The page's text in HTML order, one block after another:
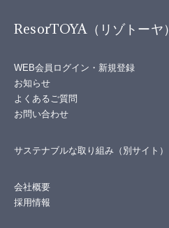
ResorTOYA（リゾトーヤ）
WEB会員ログイン・新規登録
お知らせ
よくあるご質問
お問い合わせ
サステナブルな取り組み（別サイト）
会社概要
採用情報